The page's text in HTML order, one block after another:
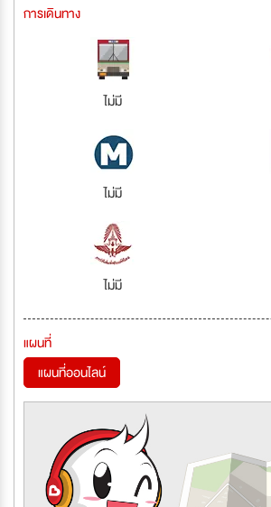
การเดินทาง
ไม่มี
ไม่มี
ไม่มี
แผนที่
แผนที่ออนไลน์